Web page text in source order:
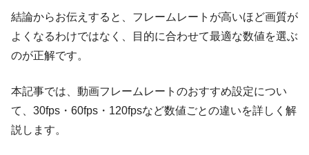
結論からお伝えすると、フレームレートが高いほど画質が
よくなるわけではなく、目的に合わせて最適な数値を選ぶ
のが正解です。
本記事では、動画フレームレートのおすすめ設定につい
て、30fps・60fps・120fpsなど数値ごとの違いを詳しく解
説します。